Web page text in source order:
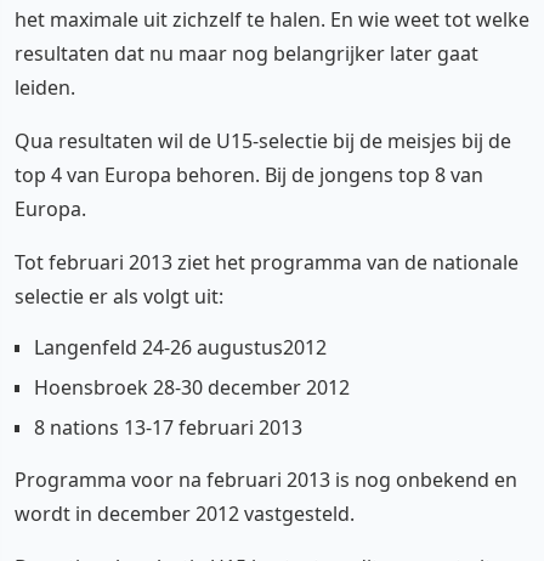
het maximale uit zichzelf te halen. En wie weet tot welke
resultaten dat nu maar nog belangrijker later gaat
leiden.
Qua resultaten wil de U15-selectie bij de meisjes bij de
top 4 van Europa behoren. Bij de jongens top 8 van
Europa.
Tot februari 2013 ziet het programma van de nationale
selectie er als volgt uit:
Langenfeld 24-26 augustus2012
Hoensbroek 28-30 december 2012
8 nations 13-17 februari 2013
Programma voor na februari 2013 is nog onbekend en
wordt in december 2012 vastgesteld.